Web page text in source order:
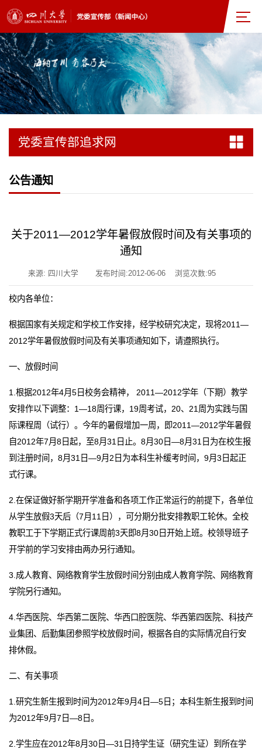
党委宣传部追求网
公告通知
关于2011—2012学年暑假放假时间及有关事项的
通知
来源: 四川大学 发布时间:2012-06-06 浏览次数:95
校内各单位：
根据国家有关规定和学校工作安排，经学校研究决定，现将2011—
2012学年暑假放假时间及有关事项通知如下，请遵照执行。
一、放假时间
1.根据2012年4月5日校务会精神， 2011—2012学年（下期）教学
安排作以下调整：1—18周行课，19周考试，20、21周为实践与国
际课程周（试行）。今年的暑假增加一周，即2011—2012学年暑假
自2012年7月8日起，至8月31日止。8月30日—8月31日为在校生报
到注册时间，8月31日—9月2日为本科生补缓考时间，9月3日起正
式行课。
2.在保证做好新学期开学准备和各项工作正常运行的前提下，各单位
从学生放假3天后（7月11日），可分期分批安排教职工轮休。全校
教职工于下学期正式行课周前3天即8月30日开始上班。校领导班子
开学前的学习安排由两办另行通知。
3.成人教育、网络教育学生放假时间分别由成人教育学院、网络教育
学院另行通知。
4.华西医院、华西第二医院、华西口腔医院、华西第四医院、科技产
业集团、后勤集团参照学校放假时间，根据各自的实际情况自行安
排休假。
二、有关事项
1.研究生新生报到时间为2012年9月4日—5日；本科生新生报到时间
为2012年9月7日—8日。
2.学生应在2012年8月30日—31日持学生证（研究生证）到所在学